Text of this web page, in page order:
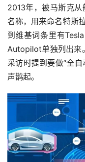
2013年，被马斯克
名称，用来命名特斯
到维基词条里有
Autopilot单独列出来
采访时提到要做“全
声鹊起。